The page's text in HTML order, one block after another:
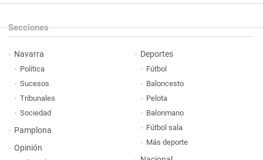
Secciones
Navarra
Política
Sucesos
Tribunales
Sociedad
Pamplona
Opinión
Deportes
Fútbol
Baloncesto
Pelota
Balonmano
Fútbol sala
Más deporte